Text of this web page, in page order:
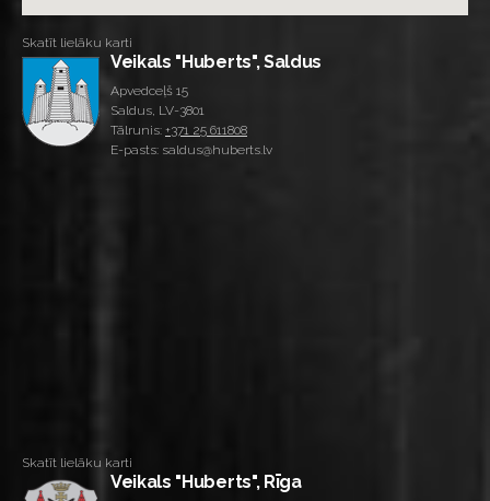
Skatīt lielāku karti
Veikals "Huberts", Saldus
Apvedceļš 15
Saldus, LV-3801
Tālrunis: +371 25 611808
E-pasts: saldus@huberts.lv
Skatīt lielāku karti
Veikals "Huberts", Rīga